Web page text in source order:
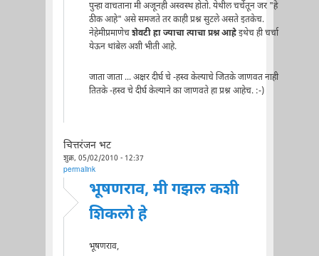
पुन्हा वाचताना मी अजूनही अस्वस्थ होतो. येथील चर्चेतून जर "हे
ठीक आहे" असे समजते तर काही प्रश्न सुटले असते इतकेच.
नेहेमीप्रमाणेचशेवटी हा ज्याचा त्याचा प्रश्न आहेइथेच ही चर्चा
येऊन थांबेल अशी भीती आहे.
जाता जाता ... अक्षर दीर्घ चे -हस्व केल्याचे जितके जाणवत नाही
तितके -हस्व चे दीर्घ केल्याने का जाणवते हा प्रश्न आहेच. :-)
चित्तरंजन भट
शुक्र, 05/02/2010 - 12:37
permalink
भूषणराव, मी गझल कशी
शिकलो हे
भूषणराव,